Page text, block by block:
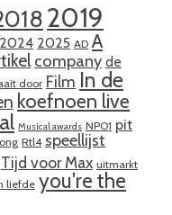
2019
2025 AD A
company de
door Film In de
koefnoen live
Musical awards NPO1 pit
Rtl4 speellijst
Tijd voor Max uitmarkt
liefde you're the